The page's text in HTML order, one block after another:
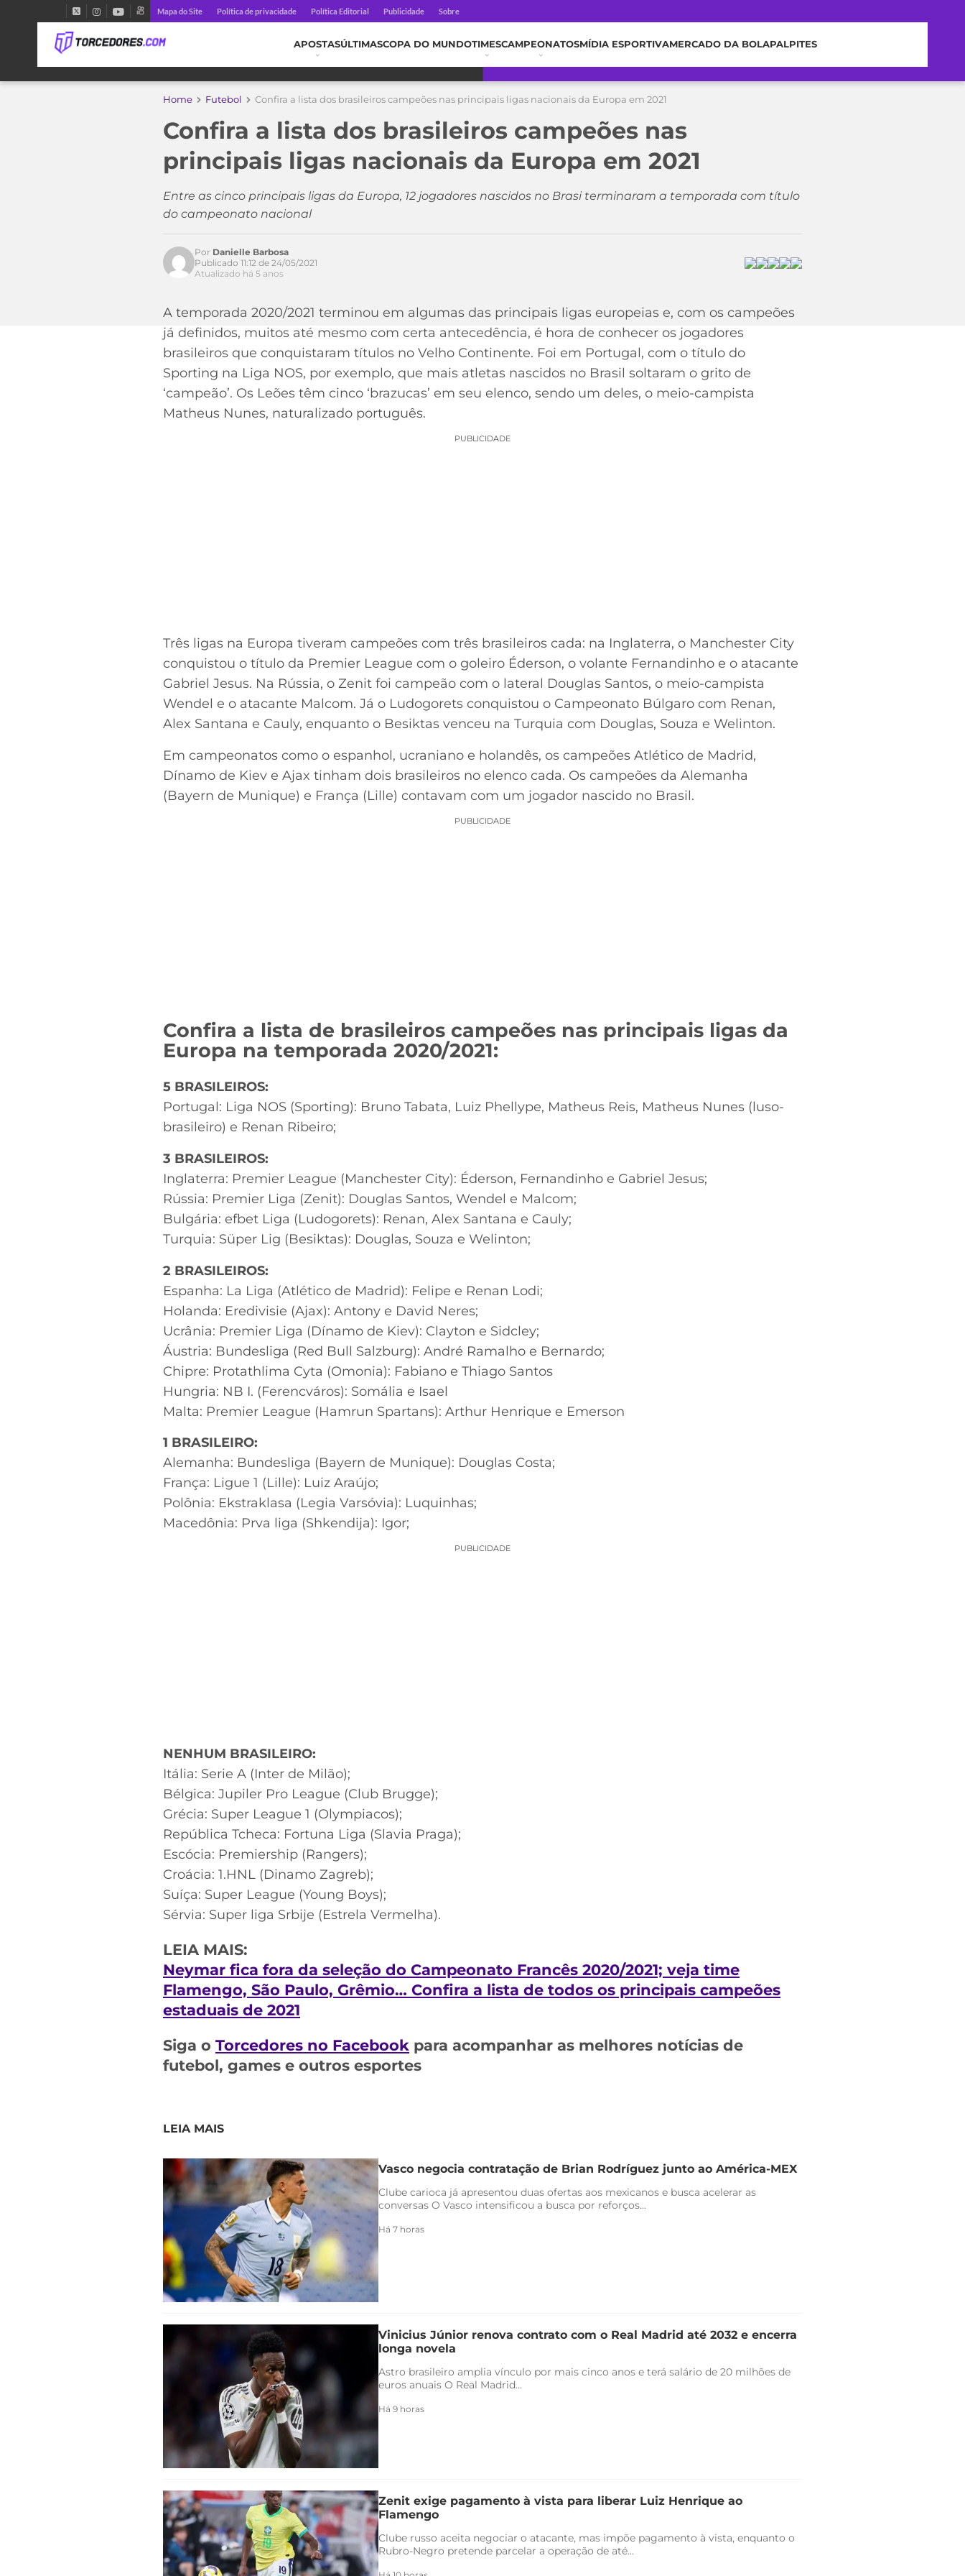
Mapa do Site Política de privacidade Política Editorial Publicidade Sobre
APOSTASÚLTIMASCOPA DO MUNDOTIMESCAMPEONATOSMÍDIA ESPORTIVAMERCADO DA BOLAPALPITES
Home Futebol Confira a lista dos brasileiros campeões nas principais ligas nacionais da Europa em 2021
Confira a lista dos brasileiros campeões nas
principais ligas nacionais da Europa em 2021
Entre as cinco principais ligas da Europa, 12 jogadores nascidos no Brasi terminaram a temporada com título
do campeonato nacional
Por Danielle Barbosa
Publicado 11:12 de 24/05/2021
Atualizado há 5 anos
A temporada 2020/2021 terminou em algumas das principais ligas europeias e, com os campeões
já definidos, muitos até mesmo com certa antecedência, é hora de conhecer os jogadores
brasileiros que conquistaram títulos no Velho Continente. Foi em Portugal, com o título do
Sporting na Liga NOS, por exemplo, que mais atletas nascidos no Brasil soltaram o grito de
‘campeão’. Os Leões têm cinco ‘brazucas’ em seu elenco, sendo um deles, o meio-campista
Matheus Nunes, naturalizado português.
PUBLICIDADE
Três ligas na Europa tiveram campeões com três brasileiros cada: na Inglaterra, o Manchester City
conquistou o título da Premier League com o goleiro Éderson, o volante Fernandinho e o atacante
Gabriel Jesus. Na Rússia, o Zenit foi campeão com o lateral Douglas Santos, o meio-campista
Wendel e o atacante Malcom. Já o Ludogorets conquistou o Campeonato Búlgaro com Renan,
Alex Santana e Cauly, enquanto o Besiktas venceu na Turquia com Douglas, Souza e Welinton.
Em campeonatos como o espanhol, ucraniano e holandês, os campeões Atlético de Madrid,
Dínamo de Kiev e Ajax tinham dois brasileiros no elenco cada. Os campeões da Alemanha
(Bayern de Munique) e França (Lille) contavam com um jogador nascido no Brasil.
PUBLICIDADE
Confira a lista de brasileiros campeões nas principais ligas da
Europa na temporada 2020/2021:
5 BRASILEIROS:
Portugal: Liga NOS (Sporting): Bruno Tabata, Luiz Phellype, Matheus Reis, Matheus Nunes (luso-
brasileiro) e Renan Ribeiro;
3 BRASILEIROS:
Inglaterra: Premier League (Manchester City): Éderson, Fernandinho e Gabriel Jesus;
Rússia: Premier Liga (Zenit): Douglas Santos, Wendel e Malcom;
Bulgária: efbet Liga (Ludogorets): Renan, Alex Santana e Cauly;
Turquia: Süper Lig (Besiktas): Douglas, Souza e Welinton;
2 BRASILEIROS:
Espanha: La Liga (Atlético de Madrid): Felipe e Renan Lodi;
Holanda: Eredivisie (Ajax): Antony e David Neres;
Ucrânia: Premier Liga (Dínamo de Kiev): Clayton e Sidcley;
Áustria: Bundesliga (Red Bull Salzburg): André Ramalho e Bernardo;
Chipre: Protathlima Cyta (Omonia): Fabiano e Thiago Santos
Hungria: NB I. (Ferencváros): Somália e Isael
Malta: Premier League (Hamrun Spartans): Arthur Henrique e Emerson
1 BRASILEIRO:
Alemanha: Bundesliga (Bayern de Munique): Douglas Costa;
França: Ligue 1 (Lille): Luiz Araújo;
Polônia: Ekstraklasa (Legia Varsóvia): Luquinhas;
Macedônia: Prva liga (Shkendija): Igor;
PUBLICIDADE
NENHUM BRASILEIRO:
Itália: Serie A (Inter de Milão);
Bélgica: Jupiler Pro League (Club Brugge);
Grécia: Super League 1 (Olympiacos);
República Tcheca: Fortuna Liga (Slavia Praga);
Escócia: Premiership (Rangers);
Croácia: 1.HNL (Dinamo Zagreb);
Suíça: Super League (Young Boys);
Sérvia: Super liga Srbije (Estrela Vermelha).
LEIA MAIS:
Neymar fica fora da seleção do Campeonato Francês 2020/2021; veja time
Flamengo, São Paulo, Grêmio… Confira a lista de todos os principais campeões
estaduais de 2021
Siga o Torcedores no Facebook para acompanhar as melhores notícias de
futebol, games e outros esportes
LEIA MAIS
Vasco negocia contratação de Brian Rodríguez junto ao América-MEX
Clube carioca já apresentou duas ofertas aos mexicanos e busca acelerar as
conversas O Vasco intensificou a busca por reforços...
Há 7 horas
Vinicius Júnior renova contrato com o Real Madrid até 2032 e encerra
longa novela
Astro brasileiro amplia vínculo por mais cinco anos e terá salário de 20 milhões de
euros anuais O Real Madrid...
Há 9 horas
Zenit exige pagamento à vista para liberar Luiz Henrique ao
Flamengo
Clube russo aceita negociar o atacante, mas impõe pagamento à vista, enquanto o
Rubro-Negro pretende parcelar a operação de até...